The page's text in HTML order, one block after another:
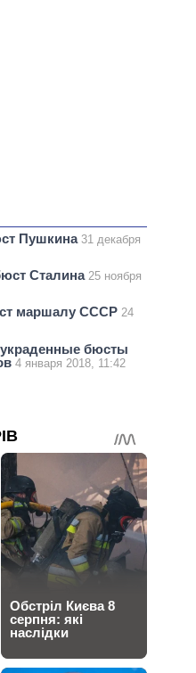
Пушкина 31 декабря
Сталина25 ноября
маршалу СССР 24
бюсты
4 января 2018, 11:42